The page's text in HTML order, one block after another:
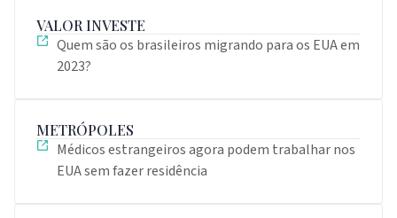
VALOR INVESTE
Quem são os brasileiros migrando para os EUA em
2023?
METRÓPOLES
Médicos estrangeiros agora podem trabalhar nos
EUA sem fazer residência